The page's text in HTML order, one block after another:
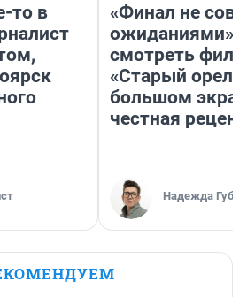
то в
«Финал не
ожиданиями»:
смотреть
«Старый орел»
большом
честная
Надежда